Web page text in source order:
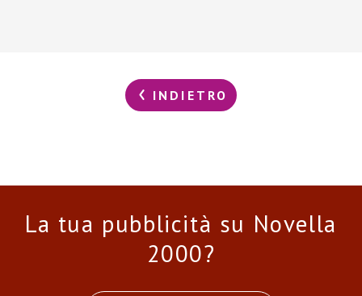
INDIETRO
La tua pubblicità su Novella
2000?